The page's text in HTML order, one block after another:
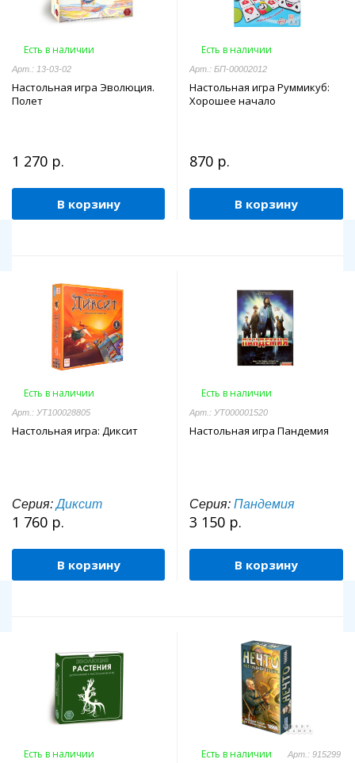
Есть в наличии
Арт.: 13-03-02
Настольная игра Эволюция.
Полет
1 270 р.
В корзину
Есть в наличии
Арт.: БП-00002012
Настольная игра Руммикуб:
Хорошее начало
870 р.
В корзину
Есть в наличии
Арт.: УТ100028805
Настольная игра: Диксит
Серия:Диксит
1 760 р.
В корзину
Есть в наличии
Арт.: УТ000001520
Настольная игра Пандемия
Серия: Пандемия
3 150 р.
В корзину
Есть в наличии Есть в наличии Арт.: 915299